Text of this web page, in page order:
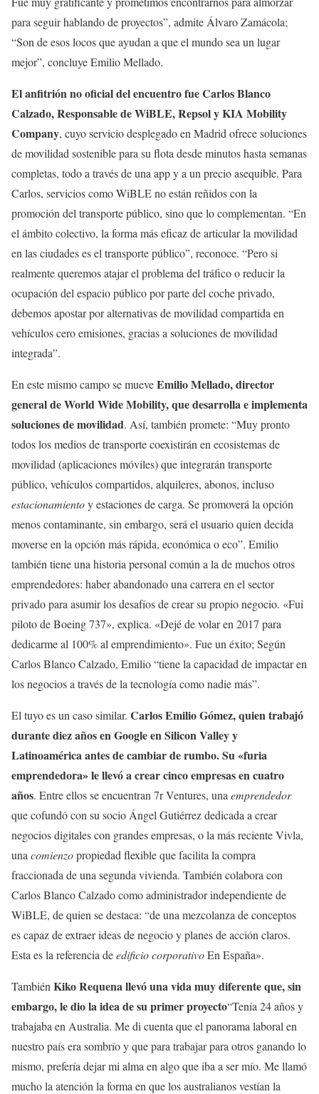
para seguir hablando de proyectos”, admite Álvaro Zamácola;
“Son de esos locos que ayudan a que el mundo sea un lugar
mejor”, concluye Emilio Mellado.
El anfitrión no oficial del encuentro fue Carlos Blanco
Calzado, Responsable de WiBLE, Repsol y KIA Mobility
Company, cuyo servicio desplegado en Madrid ofrece soluciones
de movilidad sostenible para su flota desde minutos hasta semanas
completas, todo a través de una app y a un precio asequible. Para
Carlos, servicios como WiBLE no están reñidos con la
promoción del transporte público, sino que lo complementan. “En
el ámbito colectivo, la forma más eficaz de articular la movilidad
en las ciudades es el transporte público”, reconoce. “Pero si
realmente queremos atajar el problema del tráfico o reducir la
ocupación del espacio público por parte del coche privado,
debemos apostar por alternativas de movilidad compartida en
vehículos cero emisiones, gracias a soluciones de movilidad
integrada”.
En este mismo campo se mueveEmilio Mellado, director
general de World Wide Mobility, que desarrolla e implementa
soluciones de movilidad. Así, también promete: “Muy pronto
todos los medios de transporte coexistirán en ecosistemas de
movilidad (aplicaciones móviles) que integrarán transporte
público, vehículos compartidos, alquileres, abonos, incluso
estacionamientoy estaciones de carga. Se promoverá la opción
menos contaminante, sin embargo, será el usuario quien decida
moverse en la opción más rápida, económica o eco”. Emilio
también tiene una historia personal común a la de muchos otros
emprendedores: haber abandonado una carrera en el sector
privado para asumir los desafíos de crear su propio negocio. «Fui
piloto de Boeing 737», explica. «Dejé de volar en 2017 para
dedicarme al 100% al emprendimiento». Fue un éxito; Según
Carlos Blanco Calzado, Emilio “tiene la capacidad de impactar en
los negocios a través de la tecnología como nadie más”.
El tuyo es un caso similar. Carlos Emilio Gómez, quien trabajó
durante diez años en Google en Silicon Valley y
Latinoamérica antes de cambiar de rumbo. Su «furia
emprendedora» le llevó a crear cinco empresas en cuatro
años. Entre ellos se encuentran 7r Ventures, una emprendedor
que cofundó con su socio Ángel Gutiérrez dedicada a crear
negocios digitales con grandes empresas, o la más reciente Vivla,
una comienzopropiedad flexible que facilita la compra
fraccionada de una segunda vivienda. También colabora con
Carlos Blanco Calzado como administrador independiente de
WiBLE, de quien se destaca: “de una mezcolanza de conceptos
es capaz de extraer ideas de negocio y planes de acción claros.
Esta es la referencia deedificio corporativoEn España».
También Kiko Requena llevó una vida muy diferente que, sin
embargo, le dio la idea de su primer proyecto“Tenía 24 años y
trabajaba en Australia. Me di cuenta que el panorama laboral en
nuestro país era sombrío y que para trabajar para otros ganando lo
mismo, prefería dejar mi alma en algo que iba a ser mío. Me llamó
mucho la atención la forma en que los australianos vestían la